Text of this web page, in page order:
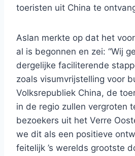
toeristen uit China te
Aslan merkte op dat het
al is begonnen en zei: “Wij
dergelijke faciliterende
zoals visumvrijstelling voor
Volksrepubliek China, de
in de regio zullen vergroten
bezoekers uit het Verre
we dit als een positieve
feitelijk ’s werelds grootste